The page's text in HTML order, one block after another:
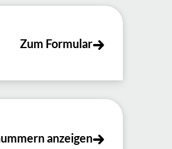
Zum Formular
anzeigen